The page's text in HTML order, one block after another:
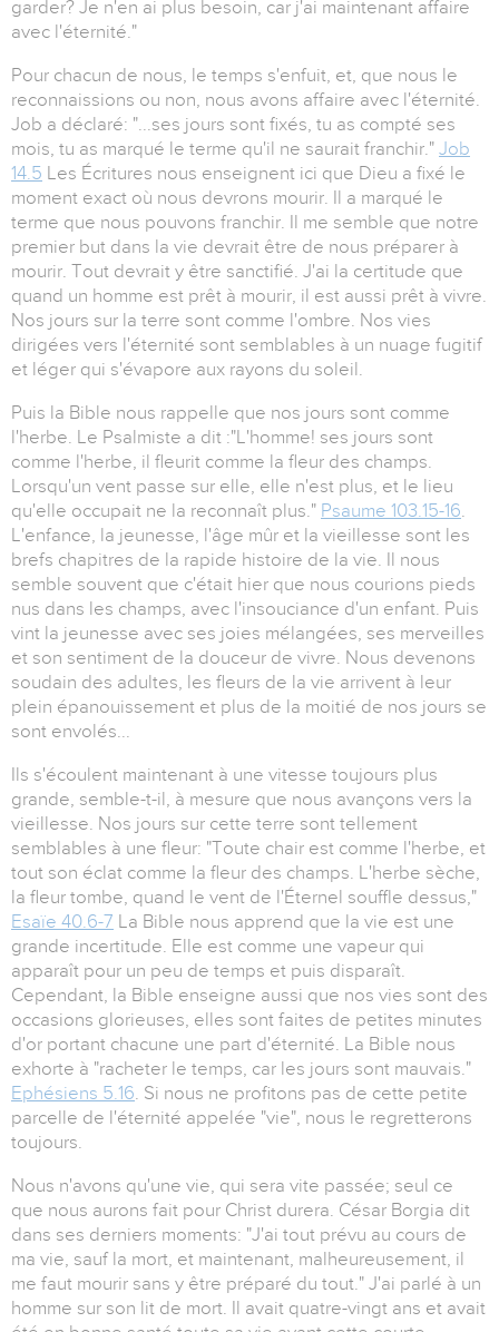
garder? Je n'en ai plus besoin, car j'ai maintenant affaire
avec l'éternité."
Pour chacun de nous, le temps s'enfuit, et, que nous le
reconnaissions ou non, nous avons affaire avec l'éternité.
Job a déclaré: "...ses jours sont fixés, tu as compté ses
mois, tu as marqué le terme qu'il ne saurait franchir." Job
14.5 Les Écritures nous enseignent ici que Dieu a fixé le
moment exact où nous devrons mourir. Il a marqué le
terme que nous pouvons franchir. Il me semble que notre
premier but dans la vie devrait être de nous préparer à
mourir. Tout devrait y être sanctifié. J'ai la certitude que
quand un homme est prêt à mourir, il est aussi prêt à vivre.
Nos jours sur la terre sont comme l'ombre. Nos vies
dirigées vers l'éternité sont semblables à un nuage fugitif
et léger qui s'évapore aux rayons du soleil.
Puis la Bible nous rappelle que nos jours sont comme
l'herbe. Le Psalmiste a dit :"L'homme! ses jours sont
comme l'herbe, il fleurit comme la fleur des champs.
Lorsqu'un vent passe sur elle, elle n'est plus, et le lieu
qu'elle occupait ne la reconnaît plus." Psaume 103.15-16.
L'enfance, la jeunesse, l'âge mûr et la vieillesse sont les
brefs chapitres de la rapide histoire de la vie. Il nous
semble souvent que c'était hier que nous courions pieds
nus dans les champs, avec l'insouciance d'un enfant. Puis
vint la jeunesse avec ses joies mélangées, ses merveilles
et son sentiment de la douceur de vivre. Nous devenons
soudain des adultes, les fleurs de la vie arrivent à leur
plein épanouissement et plus de la moitié de nos jours se
sont envolés...
Ils s'écoulent maintenant à une vitesse toujours plus
grande, semble-t-il, à mesure que nous avançons vers la
vieillesse. Nos jours sur cette terre sont tellement
semblables à une fleur: "Toute chair est comme l'herbe, et
tout son éclat comme la fleur des champs. L'herbe sèche,
la fleur tombe, quand le vent de l'Éternel souffle dessus,"
Esaïe 40.6-7 La Bible nous apprend que la vie est une
grande incertitude. Elle est comme une vapeur qui
apparaît pour un peu de temps et puis disparaît.
Cependant, la Bible enseigne aussi que nos vies sont des
occasions glorieuses, elles sont faites de petites minutes
d'or portant chacune une part d'éternité. La Bible nous
exhorte à "racheter le temps, car les jours sont mauvais."
Ephésiens 5.16. Si nous ne profitons pas de cette petite
parcelle de l'éternité appelée "vie", nous le regretterons
toujours.
Nous n'avons qu'une vie, qui sera vite passée; seul ce
que nous aurons fait pour Christ durera. César Borgia dit
dans ses derniers moments: "J'ai tout prévu au cours de
ma vie, sauf la mort, et maintenant, malheureusement, il
me faut mourir sans y être préparé du tout." J'ai parlé à un
homme sur son lit de mort. Il avait quatre-vingt ans et avait